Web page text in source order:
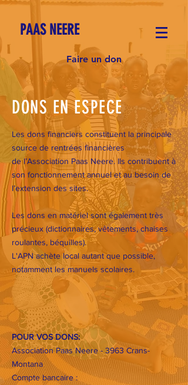
PAAS NEERE
Faire un don
DONS EN ESPECE
Les dons financiers constituent la principale
source de rentrées financières
de l’Association Paas Neere. Ils contribuent à
son fonctionnement annuel et au besoin de
l’extension des sites.
Les dons en matériel sont également très
précieux (dictionnaires, vêtements, chaises
roulantes, béquilles).
L'APN achète local autant que possible,
notamment les manuels scolaires.
POUR VOS DONS:
Association Paas Neere - 3963 Crans-
Montana
Compte bancaire :